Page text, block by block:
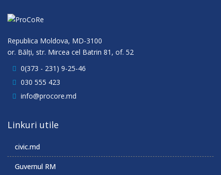
Republica Moldova, MD-3100
or. Bălţi, str. Mircea cel Batrin 81, of. 52
0(373 - 231) 9-25-46
030 555 423
info@procore.md
Linkuri utile
civic.md
Guvernul RM